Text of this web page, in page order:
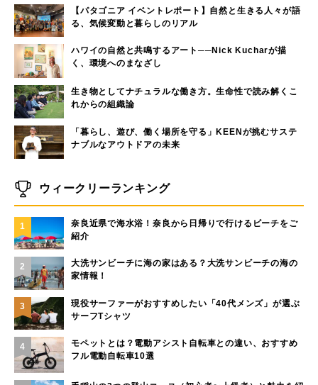
【パタゴニア イベントレポート】自然と生きる人々が語
る、気候変動と暮らしのリアル
ハワイの自然と共鳴するアート──Nick Kucharが描
く、環境へのまなざし
生き物としてナチュラルな働き方。生命性で読み解くこ
れからの組織論
「暮らし、遊び、働く場所を守る」KEENが挑むサステ
ナブルなアウトドアの未来
ウィークリーランキング
1
奈良近県で海水浴！奈良から日帰りで行けるビーチをご
紹介
2
大洗サンビーチに海の家はある？大洗サンビーチの海の
家情報！
3
現役サーファーがおすすめしたい「40代メンズ」が選ぶ
サーフTシャツ
4
モペットとは？電動アシスト自転車との違い、おすすめ
フル電動自転車10選